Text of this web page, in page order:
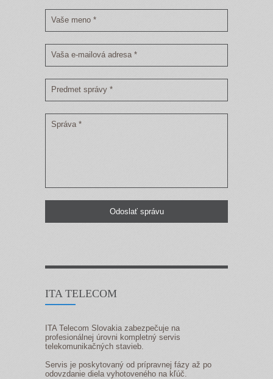
Vaše meno *
Vaša e-mailová adresa *
Predmet správy *
Správa *
ITA TELECOM
ITA Telecom Slovakia zabezpečuje na
profesionálnej úrovni kompletný servis
telekomunikačných stavieb.
Servis je poskytovaný od prípravnej fázy až po
odovzdanie diela vyhotoveného na kľúč.